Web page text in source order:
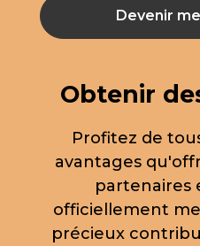
Devenir
Obtenir
Profitez de
avantages
partenaires
officiellement
précieux